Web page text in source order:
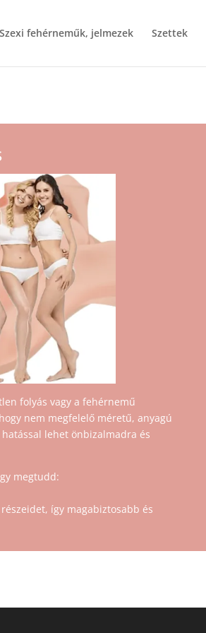
Szexi fehérneműk, jelmezek Szettek
folyás vagy a fehérnemű
nem megfelelő méretű, anyagú
lehet önbizalmadra és
megtudd:
így magabiztosabb és